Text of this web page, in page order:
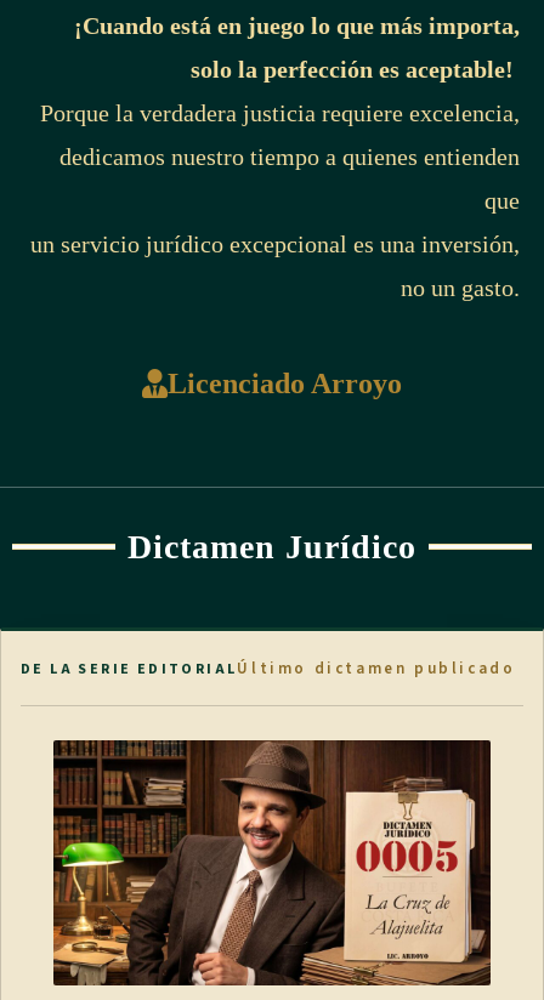
¡Cuando está en juego lo que más importa,
solo la perfección es aceptable!
Porque la verdadera justicia requiere excelencia,
dedicamos nuestro tiempo a quienes entienden
que
un servicio jurídico excepcional es una inversión,
no un gasto.
Licenciado Arroyo
Dictamen Jurídico
DE LA SERIE EDITORIALÚltimo dictamen publicado